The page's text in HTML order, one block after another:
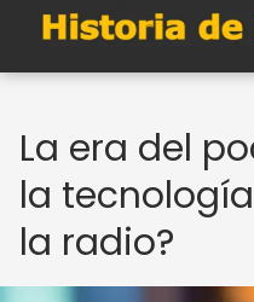
La era del
la
la radio?